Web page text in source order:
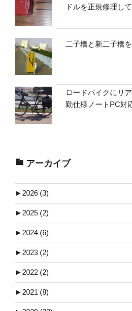
ドルを正規修理し
二子橋と新二子橋
ロードバイクにリ
勤仕様ノートPC対
アーカイブ
►2026 (3)
►2025 (2)
►2024 (6)
►2023 (2)
►2022 (2)
►2021 (8)